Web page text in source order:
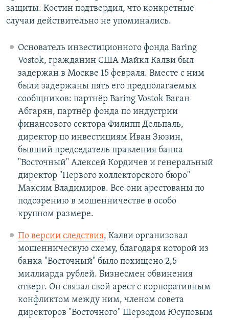
защиты. Костин подтвердил, что конкретные
случаи действительно не упоминались.
Основатель инвестиционного фонда Baring
Vostok, гражданин США Майкл Калви был
задержан в Москве 15 февраля. Вместе с ним
были задержаны пять его предполагаемых
сообщников: партнёр Baring Vostok Ваган
Абгарян, партнёр фонда по индустрии
финансового сектора Филипп Дельпаль,
директор по инвестициям Иван Зюзин,
бывший председатель правления банка
"Восточный" Алексей Кордичев и генеральный
директор "Первого коллекторского бюро"
Максим Владимиров. Все они арестованы по
подозрению в мошенничестве в особо
крупном размере.​
По версии следствия, Калви организовал
мошенническую схему, благодаря которой из
банка "Восточный" было похищено 2,5
миллиарда рублей. Бизнесмен обвинения
отверг. Он связал свой арест с корпоративным
конфликтом между ним, членом совета
директоров "Восточного" Шерзодом Юсуповым